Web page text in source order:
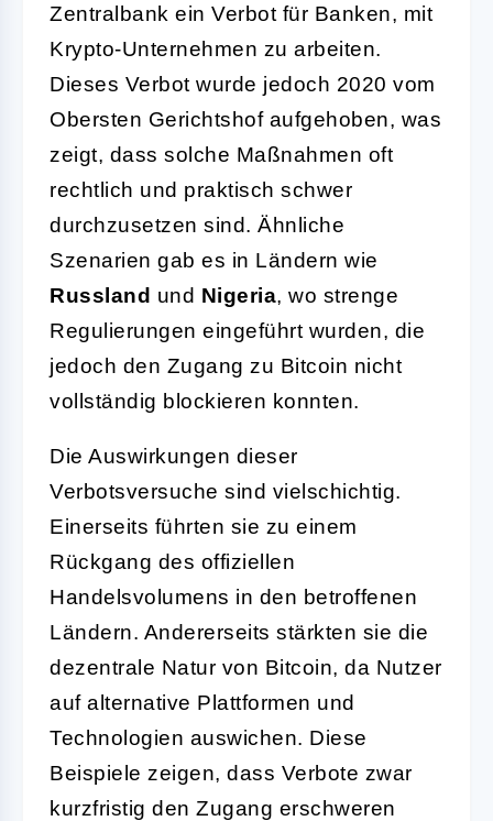
Zentralbank ein Verbot für Banken, mit
Krypto-Unternehmen zu arbeiten.
Dieses Verbot wurde jedoch 2020 vom
Obersten Gerichtshof aufgehoben, was
zeigt, dass solche Maßnahmen oft
rechtlich und praktisch schwer
durchzusetzen sind. Ähnliche
Szenarien gab es in Ländern wie
Russland und Nigeria, wo strenge
Regulierungen eingeführt wurden, die
jedoch den Zugang zu Bitcoin nicht
vollständig blockieren konnten.
Die Auswirkungen dieser
Verbotsversuche sind vielschichtig.
Einerseits führten sie zu einem
Rückgang des offiziellen
Handelsvolumens in den betroffenen
Ländern. Andererseits stärkten sie die
dezentrale Natur von Bitcoin, da Nutzer
auf alternative Plattformen und
Technologien auswichen. Diese
Beispiele zeigen, dass Verbote zwar
kurzfristig den Zugang erschweren